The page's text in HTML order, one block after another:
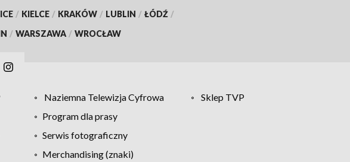
/ KIELCE / KRAKÓW / LUBLIN / ŁÓDŹ /
/ WARSZAWA / WROCŁAW
Naziemna Telewizja Cyfrowa
Sklep TVP
Program dla prasy
Serwis fotograficzny
Merchandising (znaki)